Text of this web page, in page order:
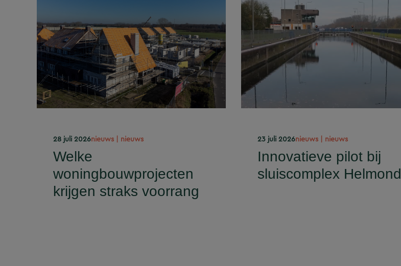
28 juli 2026nieuws | nieuws
Welke
woningbouwprojecten
krijgen straks voorrang
23 juli 2026nieuws | nieuws
Innovatieve pilot bij
sluiscomplex Helmond